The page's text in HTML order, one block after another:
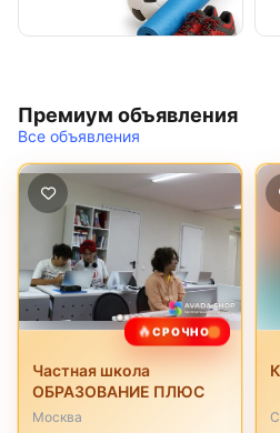
Премиум объявления
Все объявления
🔥СРОЧНО
Частная школа
ОБРАЗОВАНИЕ ПЛЮС
Москва